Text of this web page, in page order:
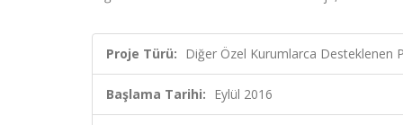
Proje Türü: Diğer Özel Kurumlarca Desteklenen
Başlama Tarihi: Eylül 2016